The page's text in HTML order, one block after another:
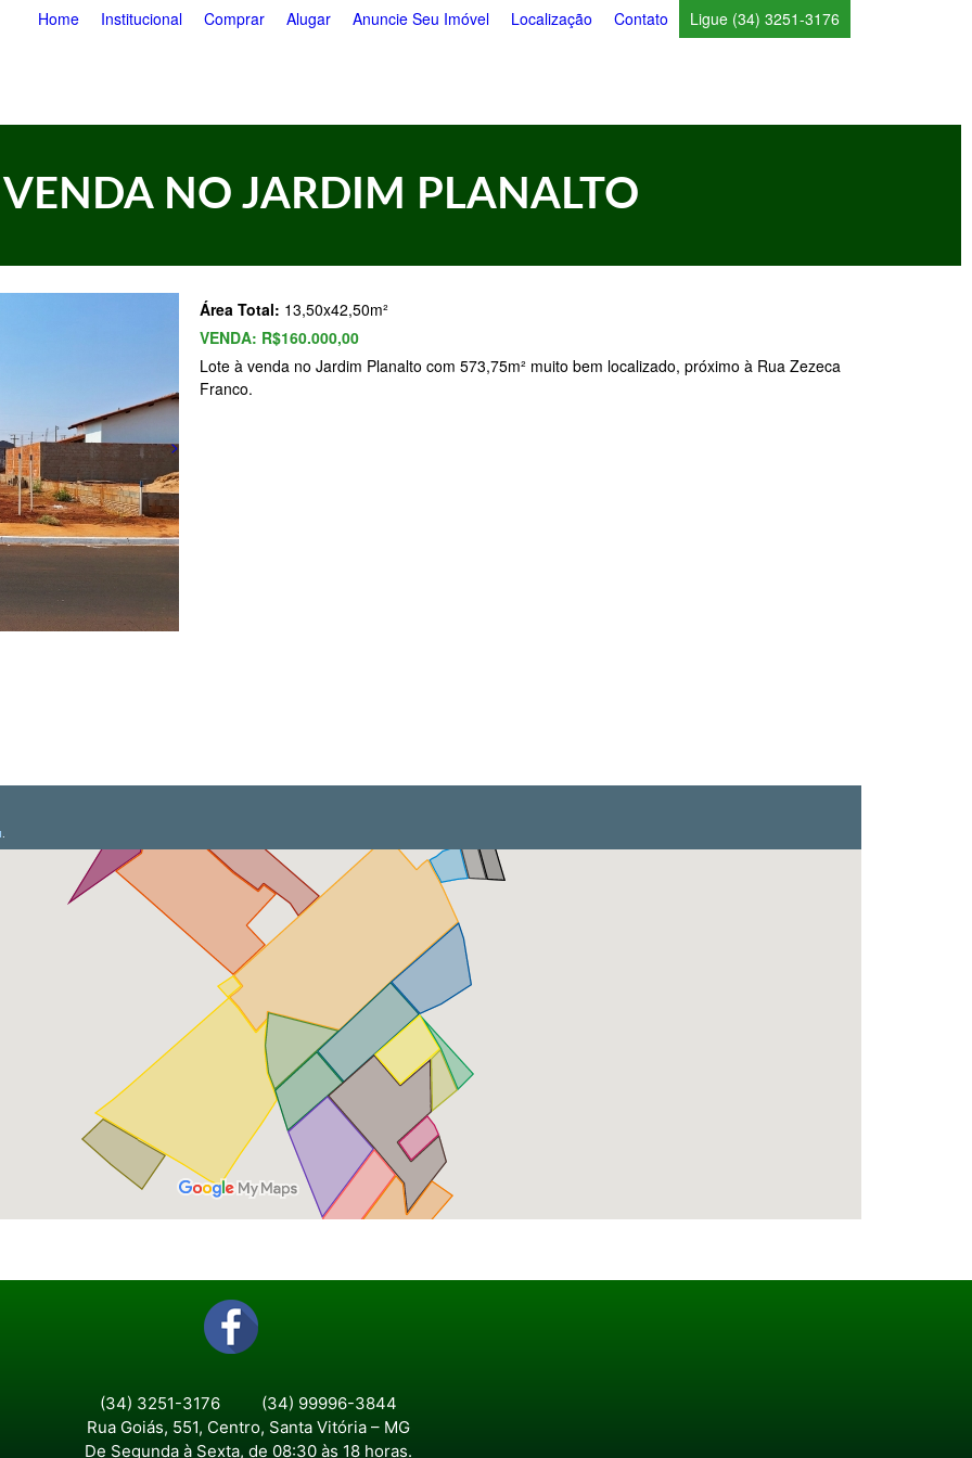
Pular
Home Institucional Comprar Alugar Anuncie Seu Imóvel Localização Contato Ligue (34) 3251-3176
NO JARDIM PLANALTO
>
Área Total: 13,50x42,50m²
VENDA: R$160.000,00
Lote à venda no Jardim Planalto com 573,75m² muito bem localizado, próximo à Rua Zezeca
Franco.
(34) 3251-3176
(34) 99996-3844
Rua Goiás, 551, Centro, Santa Vitória – MG
De Segunda à Sexta, de 08:30 às 18 horas.